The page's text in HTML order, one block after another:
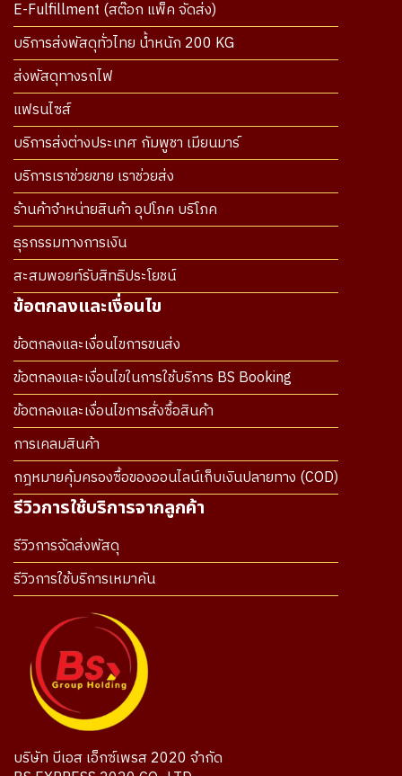
E-Fulfillment (สต๊อก แพ็ค จัดส่ง)
บริการส่งพัสดุทั่วไทย น้ำหนัก 200 KG
ส่งพัสดุทางรถไฟ
แฟรนไซส์
บริการส่งต่างประเทศ กัมพูชา เมียนมาร์
บริการเราช่วยขาย เราช่วยส่ง
ร้านค้าจำหน่ายสินค้า อุปโภค บริโภค
ธุรกรรมทางการเงิน
สะสมพอยท์รับสิทธิประโยชน์
ข้อตกลงและเงื่อนไข
ข้อตกลงและเงื่อนไขการขนส่ง
ข้อตกลงและเงื่อนไขในการใช้บริการ BS Booking
ข้อตกลงและเงื่อนไขการสั่งซื้อสินค้า
การเคลมสินค้า
กฎหมายคุ้มครองซื้อของออนไลน์เก็บเงินปลายทาง (COD)
รีวิวการใช้บริการจากลูกค้า
รีวิวการจัดส่งพัสดุ
รีวิวการใช้บริการเหมาคัน
บริษัท บีเอส เอ็กซ์เพรส 2020 จำกัด